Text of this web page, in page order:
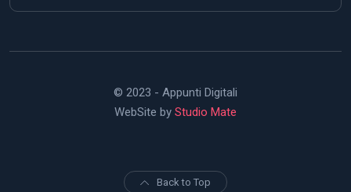
© 2023 - Appunti Digitali
WebSite by Studio Mate
Back to Top